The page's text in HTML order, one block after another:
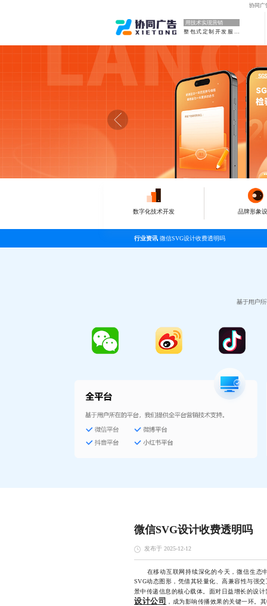
协同广
用技术实现营销
整包式定制开发服务
数字化技术开发 品牌形象
行业资讯 微信SVG设计收费透明吗
微信SVG设计收费透明吗
发布于 2025-12-12
在移动互联网持续深化的今天，微信生态
SVG动态图形，凭借其轻量化、高兼容性与强
景中传递信息的核心载体。面对日益增长的设
设计公司
，成为影响传播效果的关键一环。